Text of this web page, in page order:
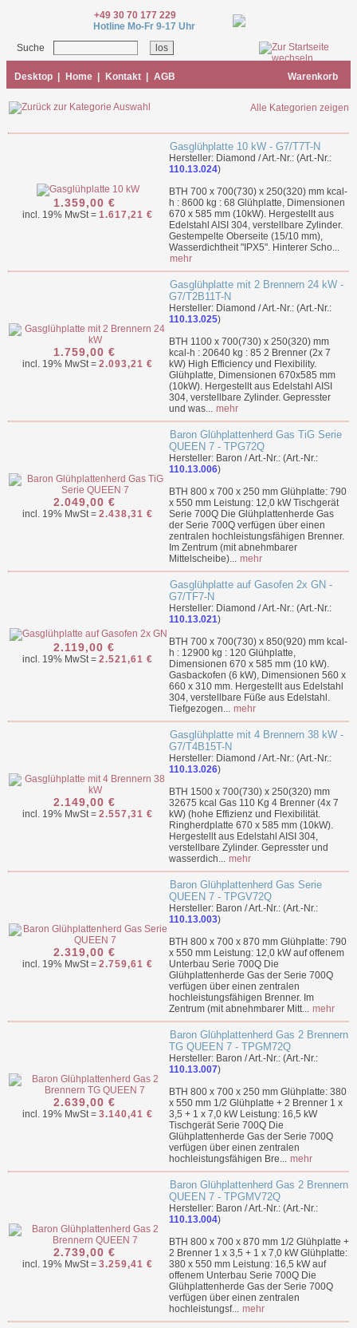
+49 30 70 177 229
Hotline Mo-Fr 9-17 Uhr
Suche
Desktop Home Kontakt AGB Warenkorb
Alle Kategorien zeigen
1.359,00 €
incl. 19% MwSt = 1.617,21 €
Gasglühplatte 10 kW - G7/T7T-N
Hersteller: Diamond / Art.-Nr.: (Art.-Nr.:
110.13.024)
BTH 700 x 700(730) x 250(320) mm kcal-
h : 8600 kg : 68 Glühplatte, Dimensionen
670 x 585 mm (10kW). Hergestellt aus
Edelstahl AISI 304, verstellbare Zylinder.
Gestempelte Oberseite (15/10 mm),
Wasserdichtheit "IPX5". Hinterer Scho...
mehr
1.759,00 €
incl. 19% MwSt = 2.093,21 €
Gasglühplatte mit 2 Brennern 24 kW -
G7/T2B11T-N
Hersteller: Diamond / Art.-Nr.: (Art.-Nr.:
110.13.025)
BTH 1100 x 700(730) x 250(320) mm
kcal-h : 20640 kg : 85 2 Brenner (2x 7
kW) High Efficiency und Flexibility.
Glühplatte, Dimensionen 670x585 mm
(10kW). Hergestellt aus Edelstahl AISI
304, verstellbare Zylinder. Gepresster
und was... mehr
2.049,00 €
incl. 19% MwSt = 2.438,31 €
Baron Glühplattenherd Gas TiG Serie
QUEEN 7 - TPG72Q
Hersteller: Baron / Art.-Nr.: (Art.-Nr.:
110.13.006)
BTH 800 x 700 x 250 mm Glühplatte: 790
x 550 mm Leistung: 12,0 kW Tischgerät
Serie 700Q Die Glühplattenherde Gas
der Serie 700Q verfügen über einen
zentralen hochleistungsfähigen Brenner.
Im Zentrum (mit abnehmbarer
Mittelscheibe)... mehr
2.119,00 €
incl. 19% MwSt = 2.521,61 €
Gasglühplatte auf Gasofen 2x GN -
G7/TF7-N
Hersteller: Diamond / Art.-Nr.: (Art.-Nr.:
110.13.021)
BTH 700 x 700(730) x 850(920) mm kcal-
h : 12900 kg : 120 Glühplatte,
Dimensionen 670 x 585 mm (10 kW).
Gasbackofen (6 kW), Dimensionen 560 x
660 x 310 mm. Hergestellt aus Edelstahl
304, verstellbare Füße aus Edelstahl.
Tiefgezogen... mehr
2.149,00 €
incl. 19% MwSt = 2.557,31 €
Gasglühplatte mit 4 Brennern 38 kW -
G7/T4B15T-N
Hersteller: Diamond / Art.-Nr.: (Art.-Nr.:
110.13.026)
BTH 1500 x 700(730) x 250(320) mm
32675 kcal Gas 110 Kg 4 Brenner (4x 7
kW) (hohe Effizienz und Flexibilität.
Ringherdplatte 670 x 585 mm (10kW).
Hergestellt aus Edelstahl AISI 304,
verstellbare Zylinder. Gepresster und
wasserdich... mehr
2.319,00 €
incl. 19% MwSt = 2.759,61 €
Baron Glühplattenherd Gas Serie
QUEEN 7 - TPGV72Q
Hersteller: Baron / Art.-Nr.: (Art.-Nr.:
110.13.003)
BTH 800 x 700 x 870 mm Glühplatte: 790
x 550 mm Leistung: 12,0 kW auf offenem
Unterbau Serie 700Q Die
Glühplattenherde Gas der Serie 700Q
verfügen über einen zentralen
hochleistungsfähigen Brenner. Im
Zentrum (mit abnehmbarer Mitt... mehr
2.639,00 €
incl. 19% MwSt = 3.140,41 €
Baron Glühplattenherd Gas 2 Brennern
TG QUEEN 7 - TPGM72Q
Hersteller: Baron / Art.-Nr.: (Art.-Nr.:
110.13.007)
BTH 800 x 700 x 250 mm Glühplatte: 380
x 550 mm 1/2 Glühplatte + 2 Brenner 1 x
3,5 + 1 x 7,0 kW Leistung: 16,5 kW
Tischgerät Serie 700Q Die
Glühplattenherde Gas der Serie 700Q
verfügen über einen zentralen
hochleistungsfähigen Bre... mehr
2.739,00 €
incl. 19% MwSt = 3.259,41 €
Baron Glühplattenherd Gas 2 Brennern
QUEEN 7 - TPGMV72Q
Hersteller: Baron / Art.-Nr.: (Art.-Nr.:
110.13.004)
BTH 800 x 700 x 870 mm 1/2 Glühplatte +
2 Brenner 1 x 3,5 + 1 x 7,0 kW Glühplatte:
380 x 550 mm Leistung: 16,5 kW auf
offenem Unterbau Serie 700Q Die
Glühplattenherde Gas der Serie 700Q
verfügen über einen zentralen
hochleistungsf... mehr